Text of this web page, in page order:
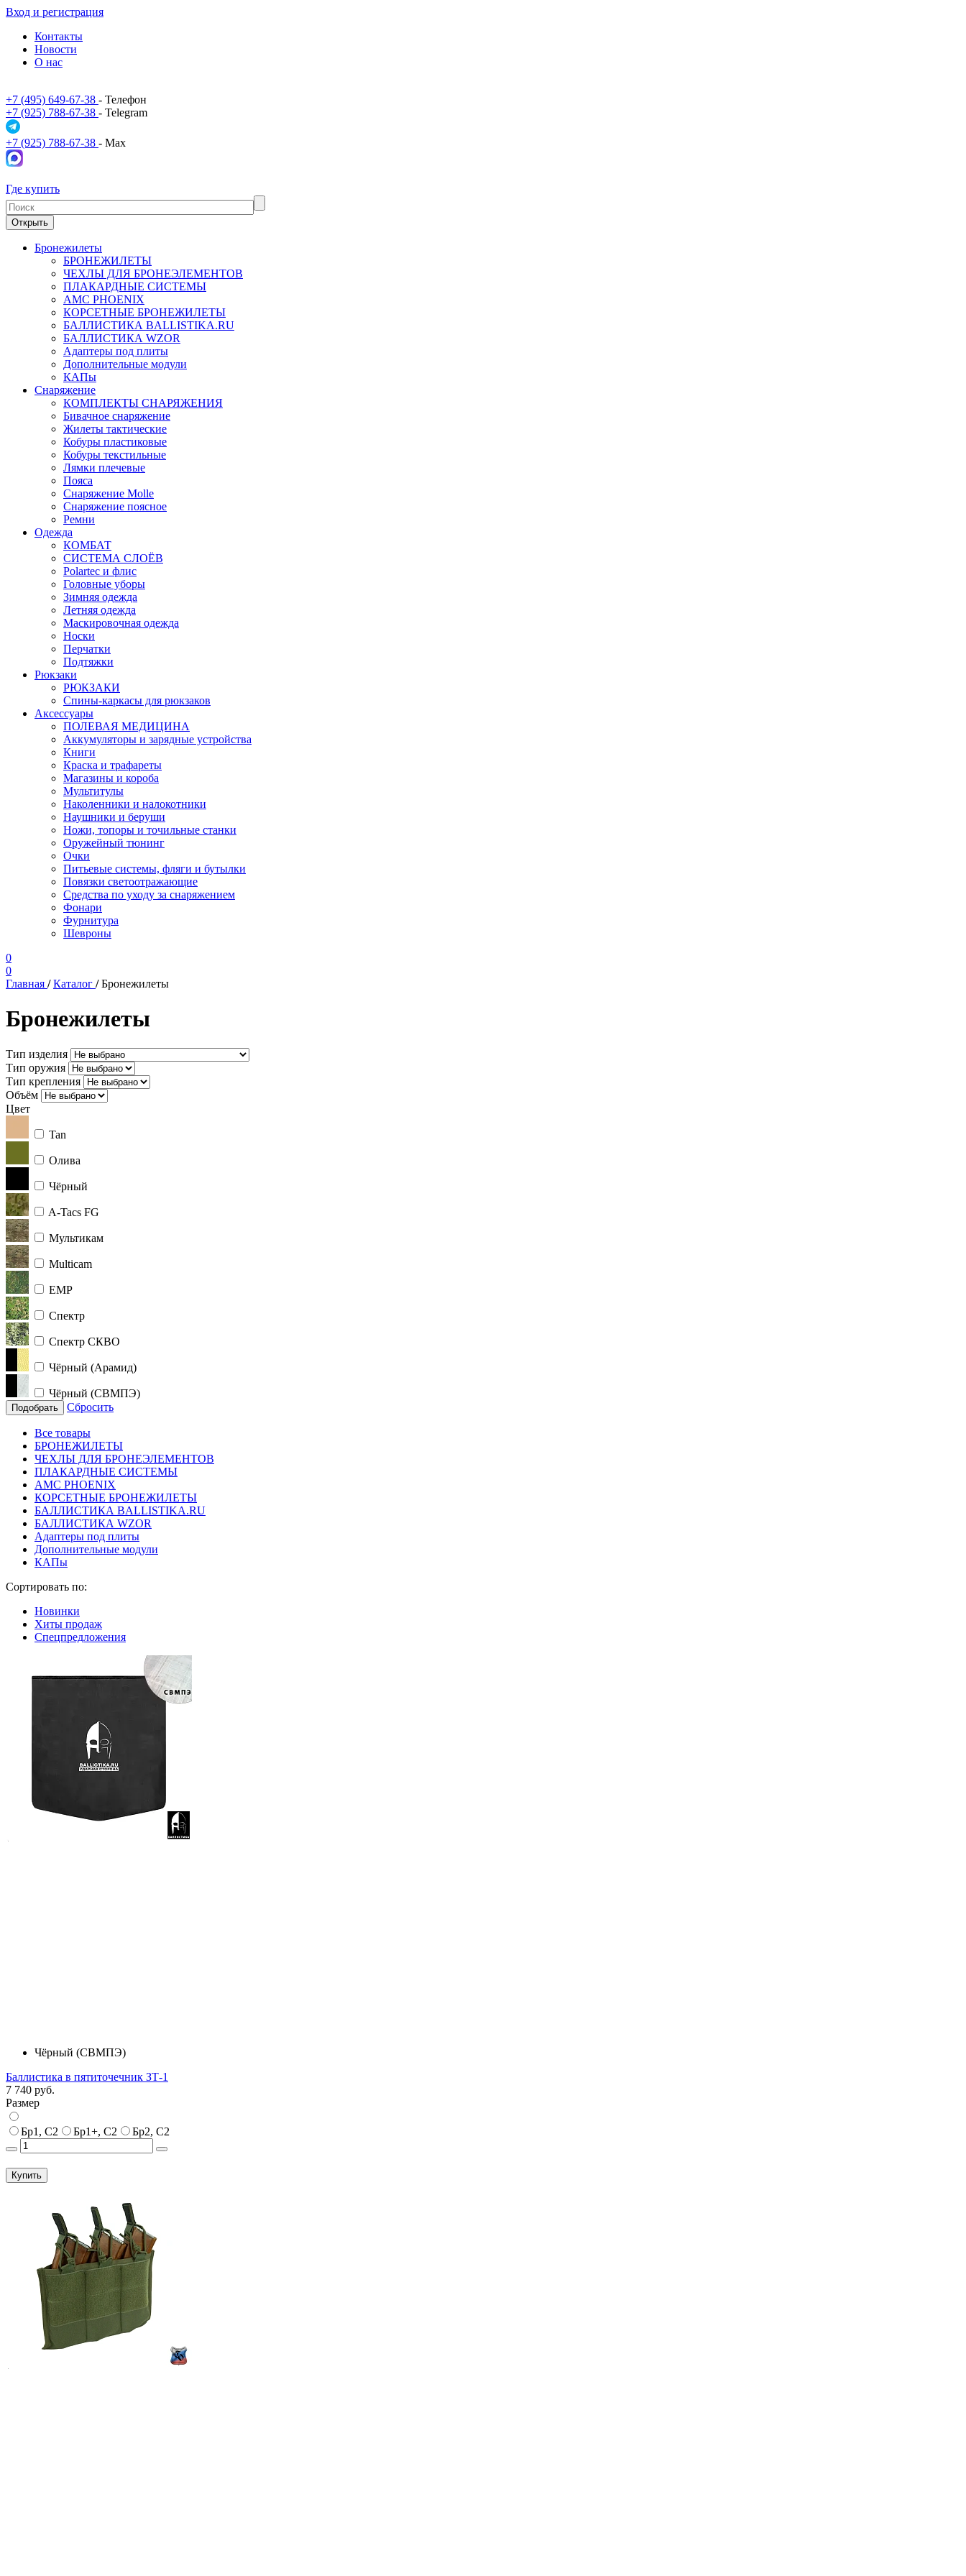
Вход и регистрация
Контакты
Новости
О нас
+7 (495) 649-67-38 - Телефон
+7 (925) 788-67-38 - Telegram
+7 (925) 788-67-38 - Max
Где купить
Открыть
Бронежилеты
БРОНЕЖИЛЕТЫ
ЧЕХЛЫ ДЛЯ БРОНЕЭЛЕМЕНТОВ
ПЛАКАРДНЫЕ СИСТЕМЫ
АМС PHOENIX
КОРСЕТНЫЕ БРОНЕЖИЛЕТЫ
БАЛЛИСТИКА BALLISTIKA.RU
БАЛЛИСТИКА WZOR
Адаптеры под плиты
Дополнительные модули
КАПы
Снаряжение
КОМПЛЕКТЫ СНАРЯЖЕНИЯ
Бивачное снаряжение
Жилеты тактические
Кобуры пластиковые
Кобуры текстильные
Лямки плечевые
Пояса
Снаряжение Molle
Снаряжение поясное
Ремни
Одежда
КОМБАТ
СИСТЕМА СЛОЁВ
Polartec и флис
Головные уборы
Зимняя одежда
Летняя одежда
Маскировочная одежда
Носки
Перчатки
Подтяжки
Рюкзаки
РЮКЗАКИ
Спины-каркасы для рюкзаков
Аксессуары
ПОЛЕВАЯ МЕДИЦИНА
Аккумуляторы и зарядные устройства
Книги
Краска и трафареты
Магазины и короба
Мультитулы
Наколенники и налокотники
Наушники и беруши
Ножи, топоры и точильные станки
Оружейный тюнинг
Очки
Питьевые системы, фляги и бутылки
Повязки светоотражающие
Средства по уходу за снаряжением
Фонари
Фурнитура
Шевроны
0
0
Главная / Каталог / Бронежилеты
Бронежилеты
Тип изделия
Тип оружия
Тип крепления
Объём
Цвет
Tan
Олива
Чёрный
A-Tacs FG
Мультикам
Multicam
ЕМР
Спектр
Спектр СКВО
Чёрный (Арамид)
Чёрный (СВМПЭ)
Подобрать Сбросить
Все товары
БРОНЕЖИЛЕТЫ
ЧЕХЛЫ ДЛЯ БРОНЕЭЛЕМЕНТОВ
ПЛАКАРДНЫЕ СИСТЕМЫ
АМС PHOENIX
КОРСЕТНЫЕ БРОНЕЖИЛЕТЫ
БАЛЛИСТИКА BALLISTIKA.RU
БАЛЛИСТИКА WZOR
Адаптеры под плиты
Дополнительные модули
КАПы
Сортировать по:
Новинки
Хиты продаж
Спецпредложения
Чёрный (СВМПЭ)
Баллистика в пятиточечник ЗТ-1
7 740 руб.
Размер
Бр1, С2 Бр1+, С2 Бр2, С2
Купить